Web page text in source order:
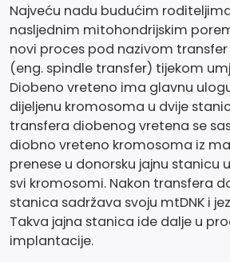
Najveću nadu budućim
nasljednim mitohondrijskim
novi proces pod nazivom
(eng. spindle transfer) tijekom
Diobeno vreteno ima glavnu
dijeljenu kromosoma u dvije
transfera diobenog vretena se
diobno vreteno kromosoma iz
prenese u donorsku jajnu stanicu
svi kromosomi. Nakon transfera
stanica sadržava svoju mtDNK i
Takva jajna stanica ide dalje u
implantacije.